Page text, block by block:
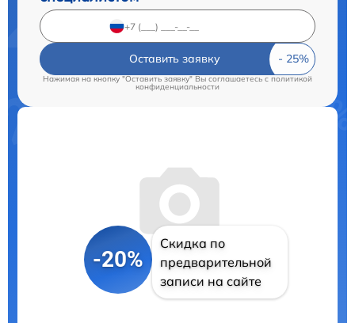
Оставить заявку
Нажимая на кнопку "Оставить заявку" Вы соглашаетесь cполитикой
конфиденциальности
-20%
Скидка по
предварительной
записи на сайте